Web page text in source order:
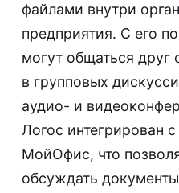
файлами внутри
предприятия. С его
могут общаться друг
в групповых
аудио- и
Логос интегрирован
МойОфис, что
обсуждать